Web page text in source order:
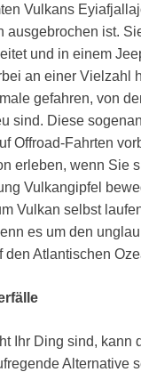
Vulkans
ausgebrochen ist.
und in einem
an einer Vielzahl
gefahren, von
sind. Diese
Offroad-Fahrten
erleben, wenn Sie
Vulkangipfel
Vulkan selbst
es um den
den Atlantischen
Ihr Ding sind, kann
Alternative